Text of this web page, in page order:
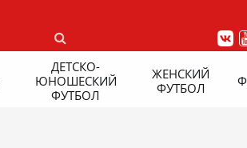
ДЕТСКО-
ЮНОШЕСКИЙ
ФУТБОЛ
ЖЕНСКИЙ
ФУТБОЛ